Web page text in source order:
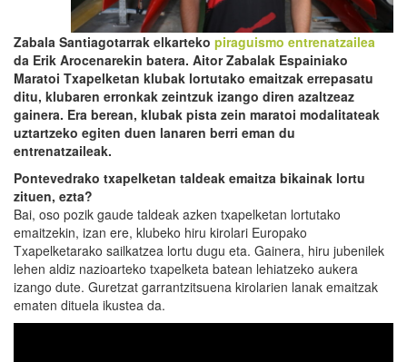
Zabala Santiagotarrak elkarteko piraguismo entrenatzailea
da Erik Arocenarekin batera. Aitor Zabalak Espainiako
Maratoi Txapelketan klubak lortutako emaitzak errepasatu
ditu, klubaren erronkak zeintzuk izango diren azaltzeaz
gainera. Era berean, klubak pista zein maratoi modalitateak
uztartzeko egiten duen lanaren berri eman du
entrenatzaileak.
Pontevedrako txapelketan taldeak emaitza bikainak lortu
zituen, ezta?
Bai, oso pozik gaude taldeak azken txapelketan lortutako
emaitzekin, izan ere, klubeko hiru kirolari Europako
Txapelketarako sailkatzea lortu dugu eta. Gainera, hiru jubenilek
lehen aldiz nazioarteko txapelketa batean lehiatzeko aukera
izango dute. Guretzat garrantzitsuena kirolarien lanak emaitzak
ematen dituela ikustea da.